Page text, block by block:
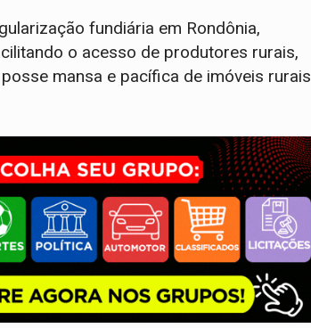
fundiária em Rondônia,
o acesso de produtores rurais,
mansa e pacífica de imóveis rurais